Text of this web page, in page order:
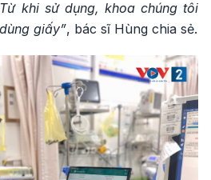
khi sử dụng, khoa chúng tôi
giấy”, bác sĩ Hùng chia sẻ.